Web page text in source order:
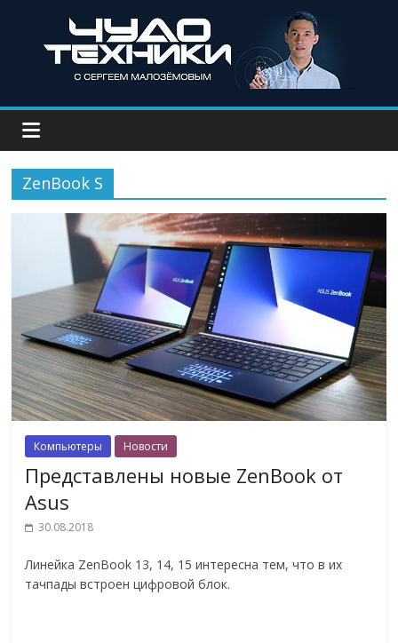
ZenBook S
Компьютеры Новости
Представлены новые ZenBook от
Asus
30.08.2018
Линейка ZenBook 13, 14, 15 интересна тем, что в их
тачпады встроен цифровой блок.